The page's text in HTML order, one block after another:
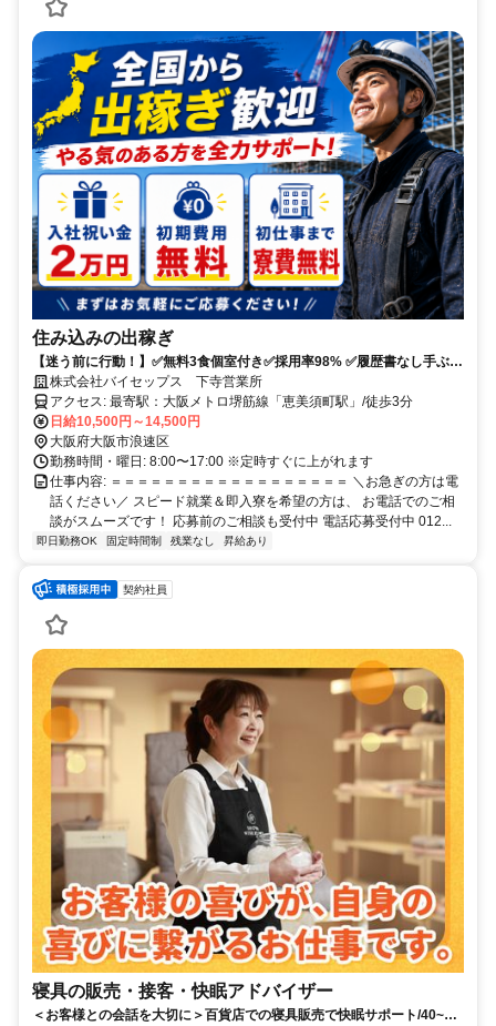
住み込みの出稼ぎ
【迷う前に行動！】✅無料3食個室付き✅採用率98% ✅履歴書なし手ぶら
OK ✅移動費補助あり
株式会社バイセップス 下寺営業所
アクセス: 最寄駅：大阪メトロ堺筋線「恵美須町駅」/徒歩3分
日給10,500円～14,500円
大阪府大阪市浪速区
勤務時間・曜日: 8:00〜17:00 ※定時すぐに上がれます
仕事内容: ＝＝＝＝＝＝＝＝＝＝＝＝＝＝＝＝＝＝ ＼お急ぎの方は電
話ください／ スピード就業＆即入寮を希望の方は、 お電話でのご相
談がスムーズです！ 応募前のご相談も受付中 電話応募受付中 012...
即日勤務OK 固定時間制 残業なし 昇給あり
契約社員
寝具の販売・接客・快眠アドバイザー
＜お客様との会話を大切に＞百貨店での寝具販売で快眠サポート/40~50